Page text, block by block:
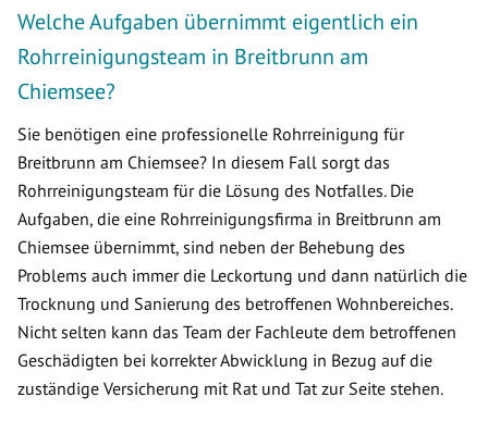
Welche Aufgaben übernimmt eigentlich ein
Rohrreinigungsteam in Breitbrunn am
Chiemsee?
Sie benötigen eine professionelle Rohrreinigung für
Breitbrunn am Chiemsee? In diesem Fall sorgt das
Rohrreinigungsteam für die Lösung des Notfalles. Die
Aufgaben, die eine Rohrreinigungsfirma in Breitbrunn am
Chiemsee übernimmt, sind neben der Behebung des
Problems auch immer die Leckortung und dann natürlich die
Trocknung und Sanierung des betroffenen Wohnbereiches.
Nicht selten kann das Team der Fachleute dem betroffenen
Geschädigten bei korrekter Abwicklung in Bezug auf die
zuständige Versicherung mit Rat und Tat zur Seite stehen.